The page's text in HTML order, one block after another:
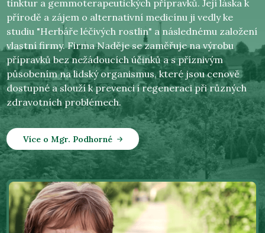
tinktur a gemmoterapeutických přípravků. Její láska k
přírodě a zájem o alternativní medicínu ji vedly ke
studiu "Herbáře léčivých rostlin" a následnému založení
vlastní firmy. Firma Naděje se zaměřuje na výrobu
přípravků bez nežádoucích účinků a s příznivým
působením na lidský organismus, které jsou cenově
dostupné a slouží k prevenci i regeneraci při různých
zdravotních problémech.
Více o Mgr. Podhorné